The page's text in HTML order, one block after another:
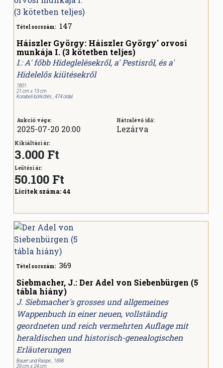
Tétel sorszám: 147
Háiszler György: Háiszler György' orvosi
munkája I. (3 kötetben teljes)
I.: A' főbb Hideglelésekről, a' Pestisről, és a'
Hidelelős kiütésekről
1801
21 cm x 13 cm
Korabeli bőrkötés , 474 oldal
Aukció vége:
2025-07-20 20:00
Hátralévő idő:
Lezárva
Kikiáltási ár:
3.000 Ft
Leütési ár:
50.100 Ft
Licitek száma:44
Tétel sorszám: 369
Siebmacher, J.: Der Adel von Siebenbürgen (5
tábla hiány)
J. Siebmacher's grosses und allgemeines
Wappenbuch in einer neuen, vollständig
geordneten und reich vermehrten Auflage mit
heraldischen und historisch-genealogischen
Erläuterungen
Bauer und Raspe , 1898
29 cm x 24 cm